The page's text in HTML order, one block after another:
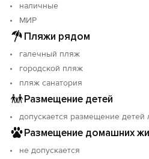
наличные
МИР
Пляжи рядом
галечный пляж
городской пляж
пляж санатория
Размещение детей
допускается размещение детей
Размещение домашних
не допускается